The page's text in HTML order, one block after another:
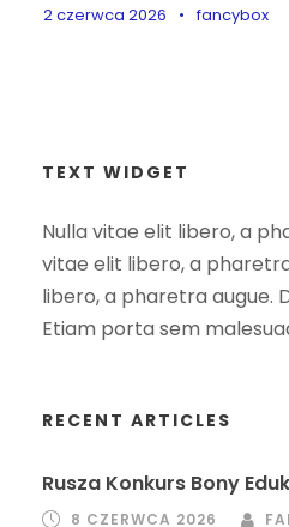
2 czerwca 2026 • fancybox
TEXT WIDGET
Nulla vitae elit libero, a
vitae elit libero, a
libero, a pharetra augue.
Etiam porta sem
RECENT ARTICLES
Rusza Konkurs Bony
8 CZERWCA 2026